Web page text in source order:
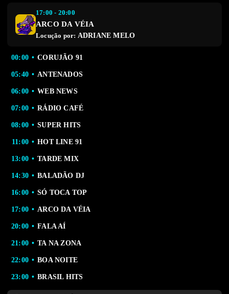
17:00 - 20:00
ARCO DA VÉIA
Locução por: ADRIANE MELO
00:00 CORUJÃO 91
05:40 ANTENADOS
06:00 WEB NEWS
07:00 RÁDIO CAFÉ
08:00 SUPER HITS
11:00 HOT LINE 91
13:00 TARDE MIX
14:30 BALADÃO DJ
16:00 SÓ TOCA TOP
17:00 ARCO DA VÉIA
20:00 FALA AÍ
21:00 TA NA ZONA
22:00 BOA NOITE
23:00 BRASIL HITS